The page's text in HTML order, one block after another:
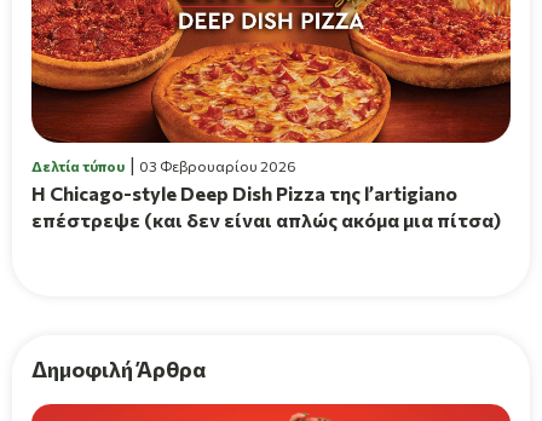
Δελτία τύπου 03 Φεβρουαρίου 2026
Η Chicago-style Deep Dish Pizza της l’artigiano
επέστρεψε (και δεν είναι απλώς ακόμα μια πίτσα)
Δημοφιλή Άρθρα